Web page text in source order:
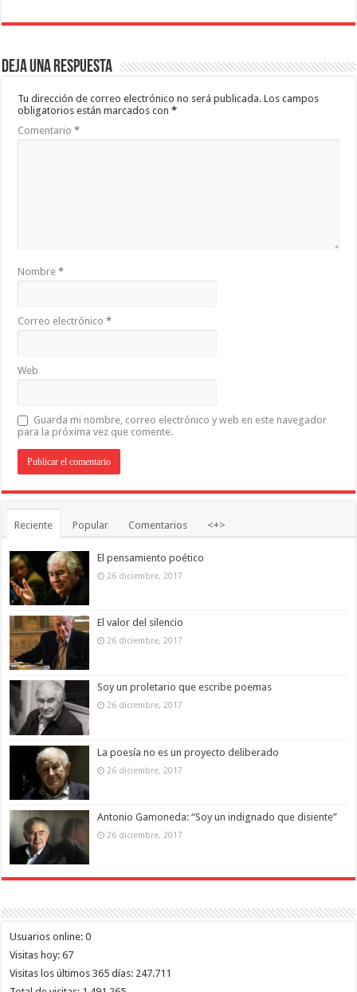
Deja una respuesta
Tu dirección de correo electrónico no será publicada. Los campos
obligatorios están marcados con*
Comentario*
Nombre*
Correo electrónico*
Web
Guarda mi nombre, correo electrónico y web en este navegador
para la próxima vez que comente.
Reciente Popular Comentarios <+>
El pensamiento poético
26 diciembre, 2017
El valor del silencio
26 diciembre, 2017
Soy un proletario que escribe poemas
26 diciembre, 2017
La poesía no es un proyecto deliberado
26 diciembre, 2017
Antonio Gamoneda: “Soy un indignado que disiente”
26 diciembre, 2017
Usuarios online:0
Visitas hoy:67
Visitas los últimos 365 días: 247.711